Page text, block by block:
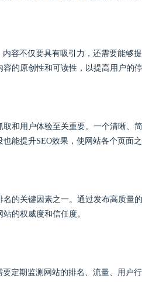
内容不仅要具有吸引力，还需要能够
的原创性和可读性，以提高用户的
取和用户体验至关重要。一个清晰、
能提升SEO效果，使网站各个页面
的关键因素之一。通过发布高质量
的权威度和信任度。
要定期监测网站的排名、流量、用户